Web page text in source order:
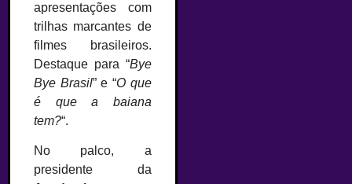
apresentações com
trilhas marcantes de
filmes brasileiros.
Destaque para “Bye
Bye Brasil” e “O que
é que a baiana
tem?“.
No palco, a
presidente da